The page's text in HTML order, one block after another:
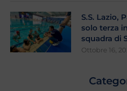
S.S. Lazio,
solo terza
squadra di
Ottobre 16,